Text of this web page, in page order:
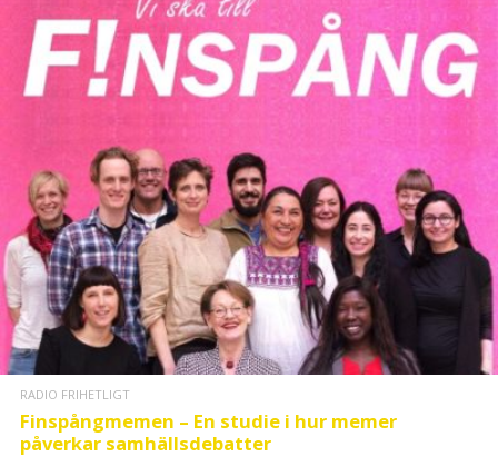
RADIO FRIHETLIGT
Finspångmemen – En studie i hur memer
påverkar samhällsdebatter